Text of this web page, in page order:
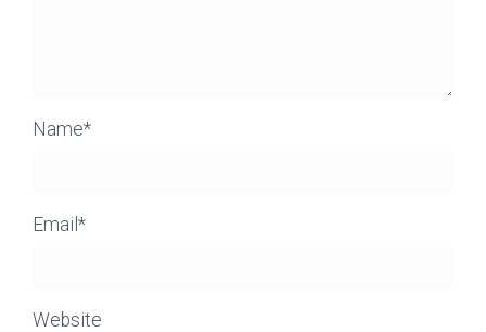
Name*
Email *
Website